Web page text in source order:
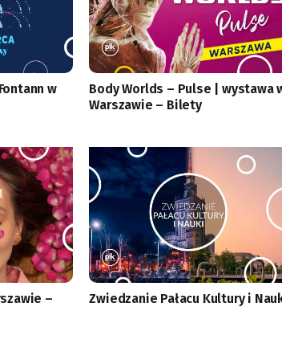
w
Body Worlds – Pulse | wystawa
Warszawie – Bilety
–
Zwiedzanie Pałacu Kultury i